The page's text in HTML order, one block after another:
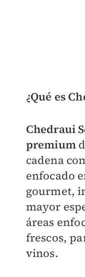
¿Qué es
Chedraui
premium
cadena
enfocado
gourmet,
mayor
áreas
frescos,
vinos.